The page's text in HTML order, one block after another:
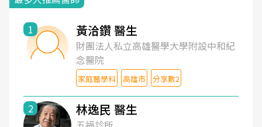
1 黃洽鑽 醫生
財團法人私立高雄醫學大學附設中和紀
念醫院
家庭醫學科 高雄市 分享數2
2 林逸民 醫生